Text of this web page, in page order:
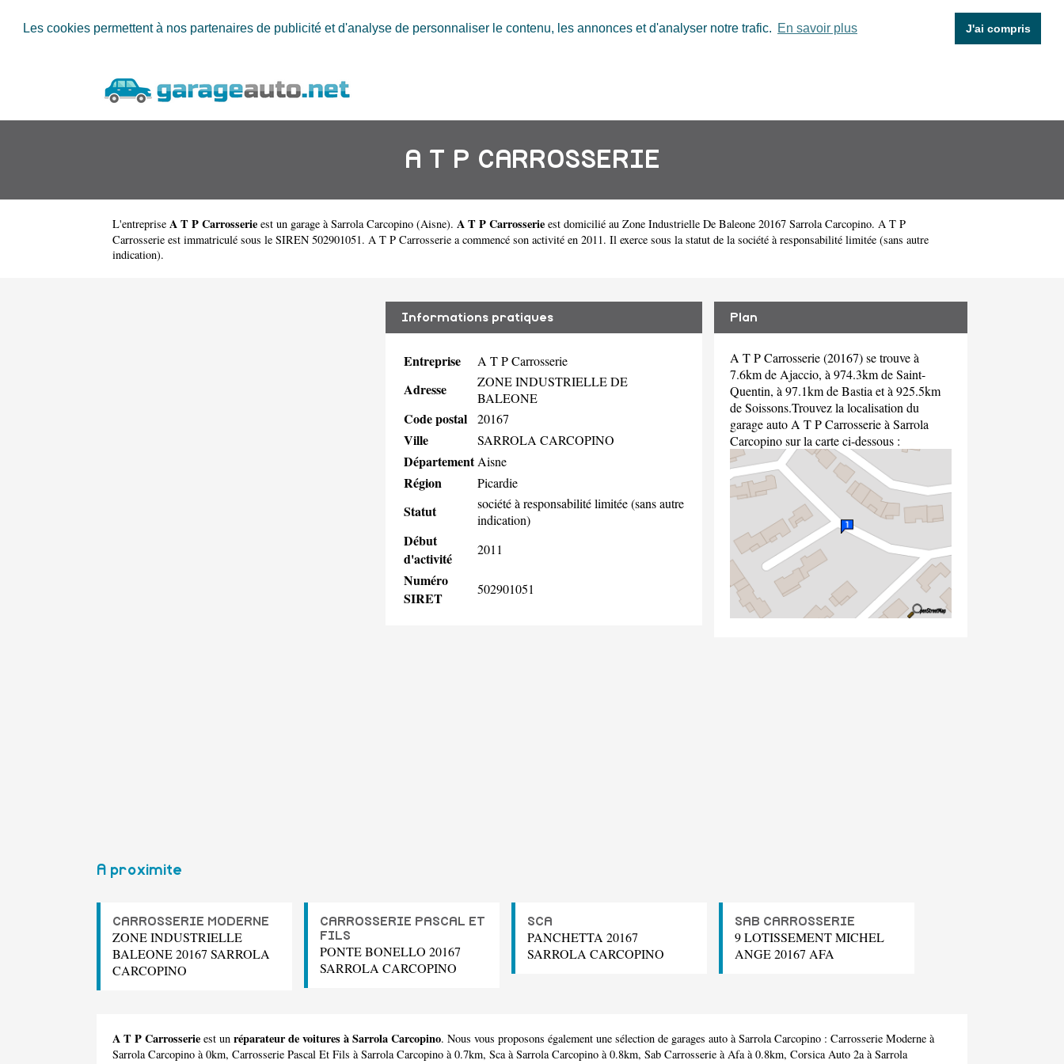
Les cookies permettent à nos partenaires de publicité et d'analyse de personnaliser le contenu, les annonces et d'analyser notre trafic. En savoir plus J'ai compris
A T P CARROSSERIE
L'entreprise A T P Carrosserie est un garage à Sarrola Carcopino (Aisne). A T P Carrosserie est domicilié au Zone Industrielle De Baleone 20167 Sarrola Carcopino. A T P
Carrosserie est immatriculé sous le SIREN 502901051. A T P Carrosserie a commencé son activité en 2011. Il exerce sous la statut de la société à responsabilité limitée (sans autre
indication).
Informations pratiques
Entreprise A T P Carrosserie
Adresse
ZONE INDUSTRIELLE DE
BALEONE
Code postal 20167
Ville SARROLA CARCOPINO
Département Aisne
Région Picardie
Statut
société à responsabilité limitée (sans autre
indication)
Début
d'activité
2011
Numéro
SIRET
502901051
Plan
A T P Carrosserie (20167) se trouve à
7.6km de Ajaccio, à 974.3km de Saint-
Quentin, à 97.1km de Bastia et à 925.5km
de Soissons.Trouvez la localisation du
garage auto A T P Carrosserie à Sarrola
Carcopino sur la carte ci-dessous :
A proximite
CARROSSERIE MODERNE
ZONE INDUSTRIELLE
BALEONE 20167 SARROLA
CARCOPINO
CARROSSERIE PASCAL ET
FILS
PONTE BONELLO 20167
SARROLA CARCOPINO
SCA
PANCHETTA 20167
SARROLA CARCOPINO
SAB CARROSSERIE
9 LOTISSEMENT MICHEL
ANGE 20167 AFA
A T P Carrosserie est un réparateur de voitures à Sarrola Carcopino. Nous vous proposons également une sélection de garages auto à Sarrola Carcopino : Carrosserie Moderne à
Sarrola Carcopino à 0km, Carrosserie Pascal Et Fils à Sarrola Carcopino à 0.7km, Scaà Sarrola Carcopino à 0.8km, Sab Carrosserie à Afa à 0.8km, Corsica Auto 2aà Sarrola